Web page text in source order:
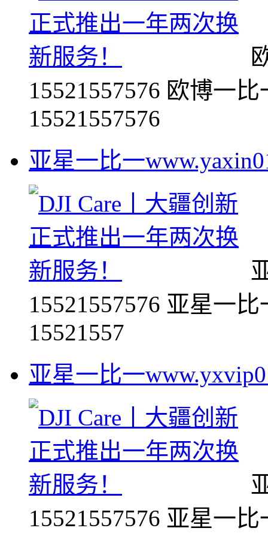
15521557576 欧博一比
15521557576
亚星一比一
15521557576 亚星一
15521557
亚星一比一
15521557576 亚星一